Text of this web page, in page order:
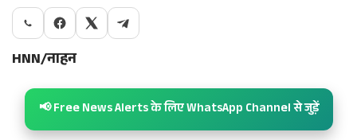
HNN/नाहन
📢 Free News Alerts के लिए WhatsApp Channel से जुड़ें